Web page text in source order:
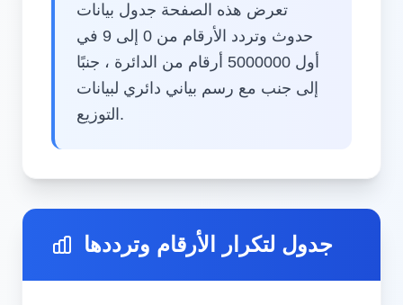
تعرض هذه الصفحة جدول بيانات
حدوث وتردد الأرقام من 0 إلى 9 في
أول 5000000 أرقام من الدائرة ، جنبًا
إلى جنب مع رسم بياني دائري لبيانات
التوزيع.
جدول لتكرار الأرقام وترددها